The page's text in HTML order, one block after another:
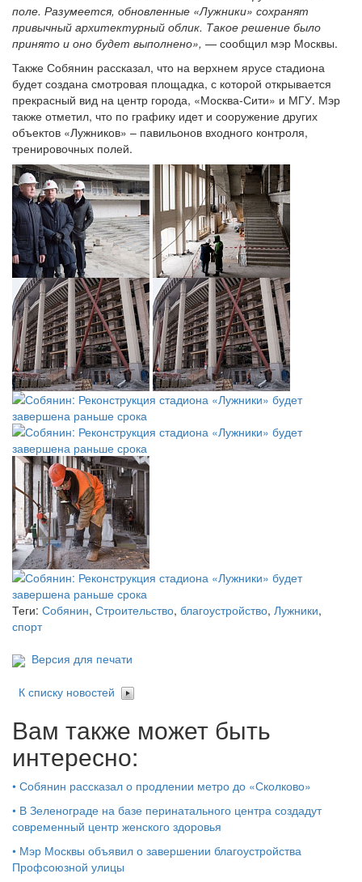
поле. Разумеется, обновленные «Лужники» сохранят
привычный архитектурный облик. Такое решение было
принято и оно будет выполнено», — сообщил мэр Москвы.
Также Собянин рассказал, что на верхнем ярусе стадиона
будет создана смотровая площадка, с которой открывается
прекрасный вид на центр города, «Москва-Сити» и МГУ. Мэр
также отметил, что по графику идет и сооружение других
объектов «Лужников» – павильонов входного контроля,
тренировочных полей.
Теги: Собянин, Строительство, благоустройство, Лужники,
спорт
Версия для печати
К списку новостей
Вам также может быть
интересно:
• Собянин рассказал о продлении метро до «Сколково»
• В Зеленограде на базе перинатального центра создадут
современный центр женского здоровья
• Мэр Москвы объявил о завершении благоустройства
Профсоюзной улицы